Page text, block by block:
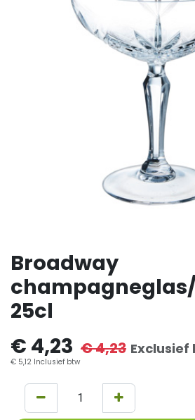
Broadway
25cl
€ 4,23 €4,23 Exclusief
€ 5,12 Inclusief btw